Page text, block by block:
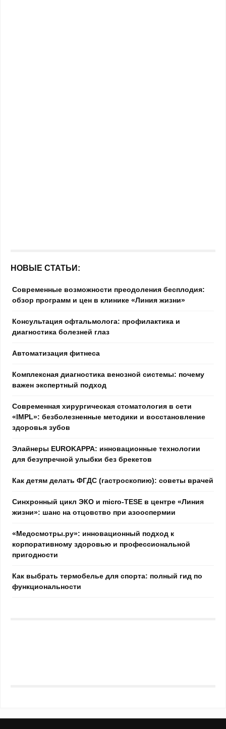
НОВЫЕ СТАТЬИ:
Современные возможности преодоления бесплодия:
обзор программ и цен в клинике «Линия жизни»
Консультация офтальмолога: профилактика и
диагностика болезней глаз
Автоматизация фитнеса
Комплексная диагностика венозной системы: почему
важен экспертный подход
Современная хирургическая стоматология в сети
«IMPL»: безболезненные методики и восстановление
здоровья зубов
Элайнеры EUROKAPPA: инновационные технологии
для безупречной улыбки без брекетов
Как детям делать ФГДС (гастроскопию): советы врачей
Синхронный цикл ЭКО и micro-TESE в центре «Линия
жизни»: шанс на отцовство при азооспермии
«Медосмотры.ру»: инновационный подход к
корпоративному здоровью и профессиональной
пригодности
Как выбрать термобелье для спорта: полный гид по
функциональности